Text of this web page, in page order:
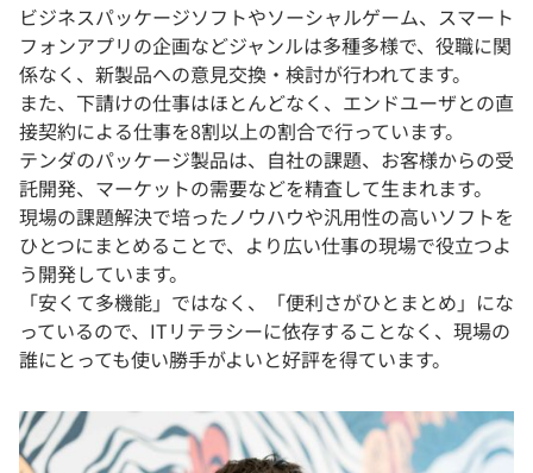
ビジネスパッケージソフトやソーシャルゲーム、スマート
フォンアプリの企画などジャンルは多種多様で、役職に関
係なく、新製品への意見交換・検討が行われてます。
また、下請けの仕事はほとんどなく、エンドユーザとの直
接契約による仕事を8割以上の割合で行っています。
テンダのパッケージ製品は、自社の課題、お客様からの受
託開発、マーケットの需要などを精査して生まれます。
現場の課題解決で培ったノウハウや汎用性の高いソフトを
ひとつにまとめることで、より広い仕事の現場で役立つよ
う開発しています。
「安くて多機能」ではなく、「便利さがひとまとめ」にな
っているので、ITリテラシーに依存することなく、現場の
誰にとっても使い勝手がよいと好評を得ています。